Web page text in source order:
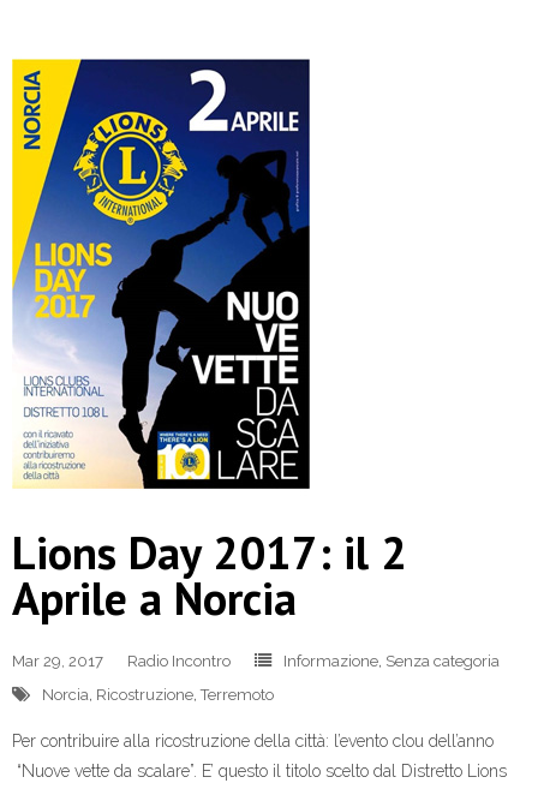
Lions Day 2017: il 2
Aprile a Norcia
Mar 29, 2017 Radio Incontro Informazione Senza categoria
Norcia Ricostruzione ,Terremoto
Per contribuire alla ricostruzione della città: l’evento clou dell’anno
“Nuove vette da scalare”. E’ questo il titolo scelto dal Distretto Lions